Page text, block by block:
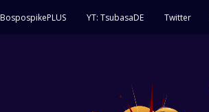
BospospikePLUS YT: TsubasaDE Twitter